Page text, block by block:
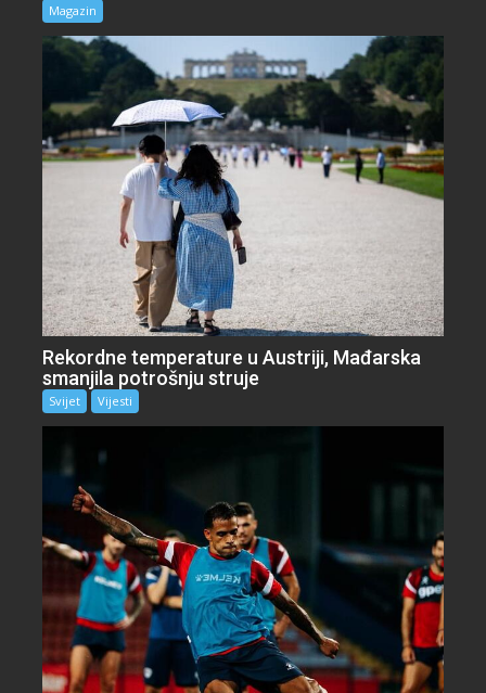
Magazin
Rekordne temperature u Austriji, Mađarska
smanjila potrošnju struje
Svijet Vijesti